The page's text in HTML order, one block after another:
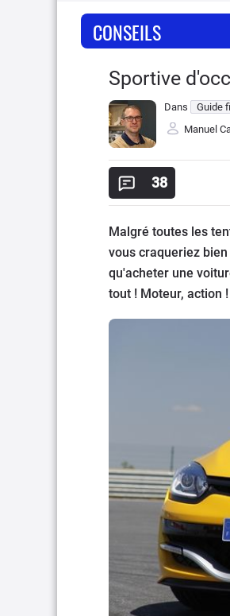
CONSEILS
Sportive
Dans Guide
Manuel
38
Malgré toutes les
vous craqueriez
qu'acheter une
tout ! Moteur, action !